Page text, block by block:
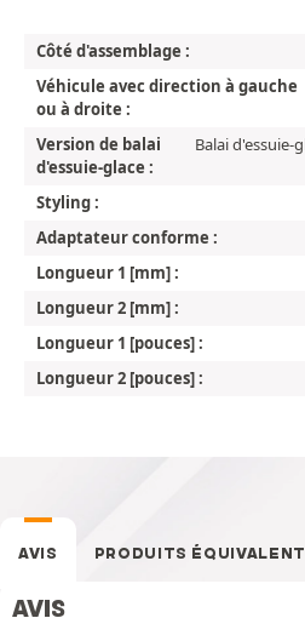
Côté d'assemblage :
Véhicule avec direction à gauche
ou à droite :
Version de balai
d'essuie-glace :
Balai d'essuie-
Styling :
Adaptateur conforme :
Longueur 1 [mm] :
Longueur 2 [mm] :
Longueur 1 [pouces] :
Longueur 2 [pouces] :
AVIS PRODUITS
AVIS